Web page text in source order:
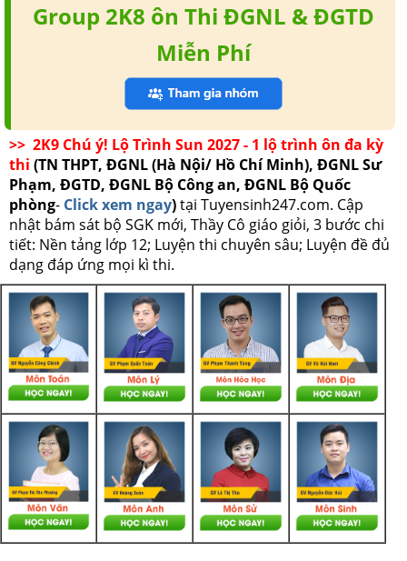
Group 2K8 ôn Thi ĐGNL & ĐGTD
Miễn Phí
>> 2K9 Chú ý! Lộ Trình Sun 2027 - 1 lộ trình ôn đa kỳ
thi (TN THPT, ĐGNL (Hà Nội/ Hồ Chí Minh), ĐGNL Sư
Phạm, ĐGTD, ĐGNL Bộ Công an, ĐGNL Bộ Quốc
phòng- Click xem ngay)tại Tuyensinh247.com. Cập
nhật bám sát bộ SGK mới, Thầy Cô giáo giỏi, 3 bước chi
tiết: Nền tảng lớp 12; Luyện thi chuyên sâu; Luyện đề đủ
dạng đáp ứng mọi kì thi.